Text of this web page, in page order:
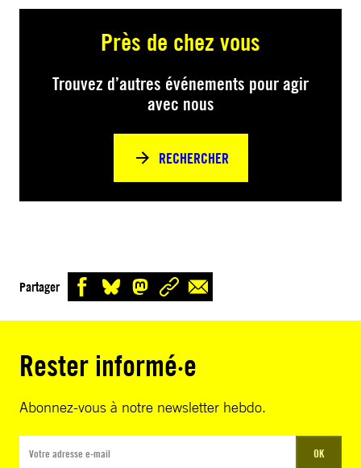
Près de chez vous
Trouvez d’autres événements pour agir
avec nous
RECHERCHER
Partager
Rester informé·e
Abonnez-vous à notre newsletter hebdo.
OK